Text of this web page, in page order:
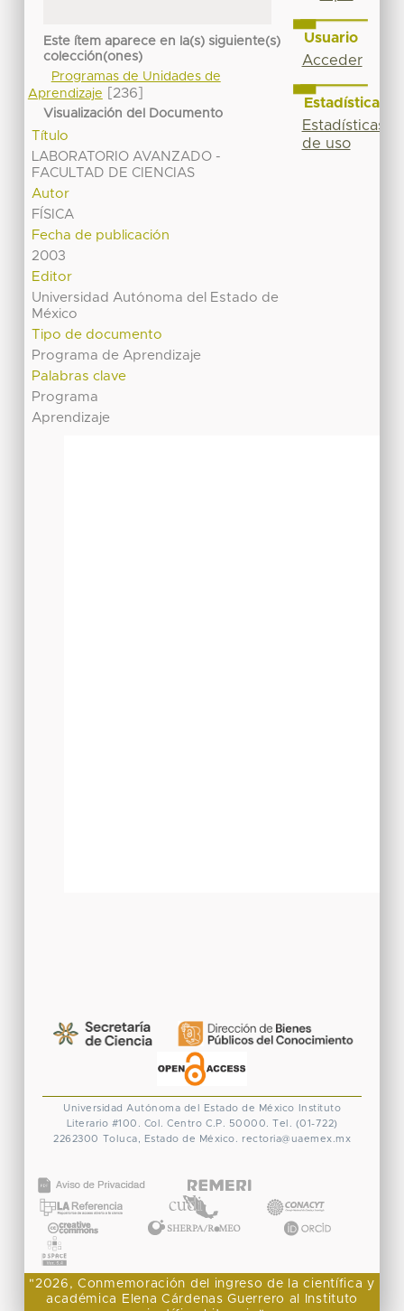
Este ítem aparece en la(s) siguiente(s)
colección(ones)
Programas de Unidades de
Aprendizaje
[236]
Visualización del Documento
Título
LABORATORIO AVANZADO -
FACULTAD DE CIENCIAS
Autor
FÍSICA
Fecha de publicación
2003
Editor
Universidad Autónoma del Estado de
México
Tipo de documento
Programa de Aprendizaje
Palabras clave
Programa
Aprendizaje
Usuario
Acceder
Estadísticas
Estadísticas
de uso
Universidad Autónoma del Estado de México
Instituto
Literario #100. Col. Centro C.P. 50000. Tel. (01-722)
2262300 Toluca, Estado de México. rectoria@uaemex.mx
"2026, Conmemoración del ingreso de la científica y
académica Elena Cárdenas Guerrero al Instituto